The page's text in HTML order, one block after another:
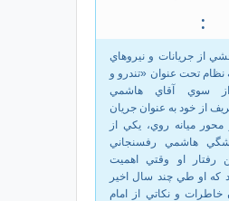
:
از جريانات و نيروهاي
نظام تحت عنوان «تندرو و
سوي آقاي هاشمي
از خود به عنوان جريان
محور ميانه روي، يكي از
هاشمي رفسنجاني
رفتار او وقتي اهميت
كه او طي چند سال اخير
خاطرات و نكاتي از امام